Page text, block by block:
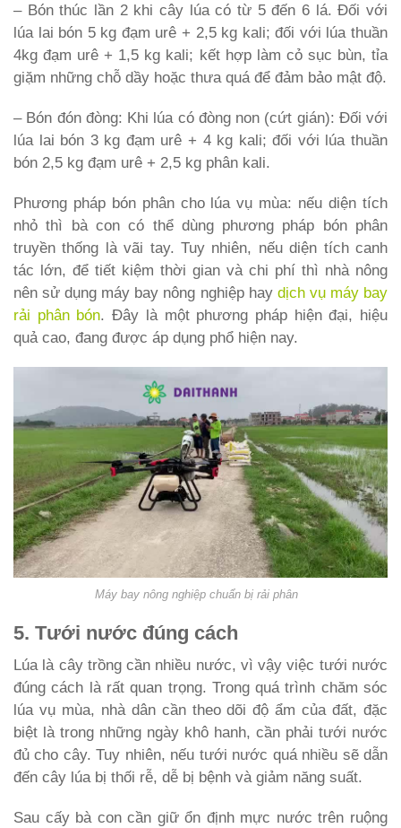
– Bón thúc lần 2 khi cây lúa có từ 5 đến 6 lá. Đối với
lúa lai bón 5 kg đạm urê + 2,5 kg kali; đối với lúa thuần
4kg đạm urê + 1,5 kg kali; kết hợp làm cỏ sục bùn, tỉa
giặm những chỗ dầy hoặc thưa quá để đảm bảo mật độ.
– Bón đón đòng: Khi lúa có đòng non (cứt gián): Đối với
lúa lai bón 3 kg đạm urê + 4 kg kali; đối với lúa thuần
bón 2,5 kg đạm urê + 2,5 kg phân kali.
Phương pháp bón phân cho lúa vụ mùa: nếu diện tích
nhỏ thì bà con có thể dùng phương pháp bón phân
truyền thống là vãi tay. Tuy nhiên, nếu diện tích canh
tác lớn, để tiết kiệm thời gian và chi phí thì nhà nông
nên sử dụng máy bay nông nghiệp hay dịch vụ máy bay
rải phân bón. Đây là một phương pháp hiện đại, hiệu
quả cao, đang được áp dụng phổ hiện nay.
Máy bay nông nghiệp chuẩn bị rải phân
5. Tưới nước đúng cách
Lúa là cây trồng cần nhiều nước, vì vậy việc tưới nước
đúng cách là rất quan trọng. Trong quá trình chăm sóc
lúa vụ mùa, nhà dân cần theo dõi độ ẩm của đất, đặc
biệt là trong những ngày khô hanh, cần phải tưới nước
đủ cho cây. Tuy nhiên, nếu tưới nước quá nhiều sẽ dẫn
đến cây lúa bị thối rễ, dễ bị bệnh và giảm năng suất.
Sau cấy bà con cần giữ ổn định mực nước trên ruộng